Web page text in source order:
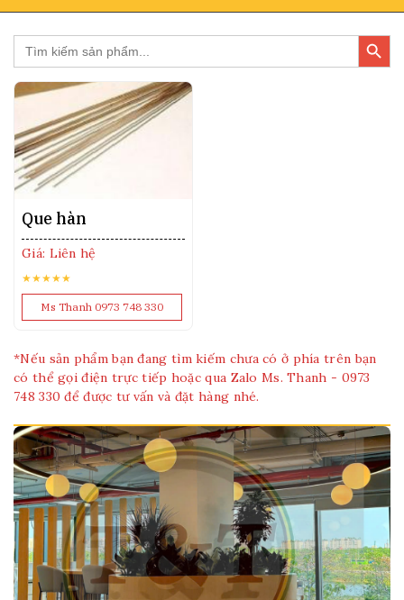
Search
for:
Search Button
Que hàn
Giá: Liên hệ
★★★★★
Ms Thanh 0973 748 330
*Nếu sản phẩm bạn đang tìm kiếm chưa có ở phía trên bạn
có thể gọi điện trực tiếp hoặc qua Zalo Ms. Thanh - 0973
748 330 để được tư vấn và đặt hàng nhé.